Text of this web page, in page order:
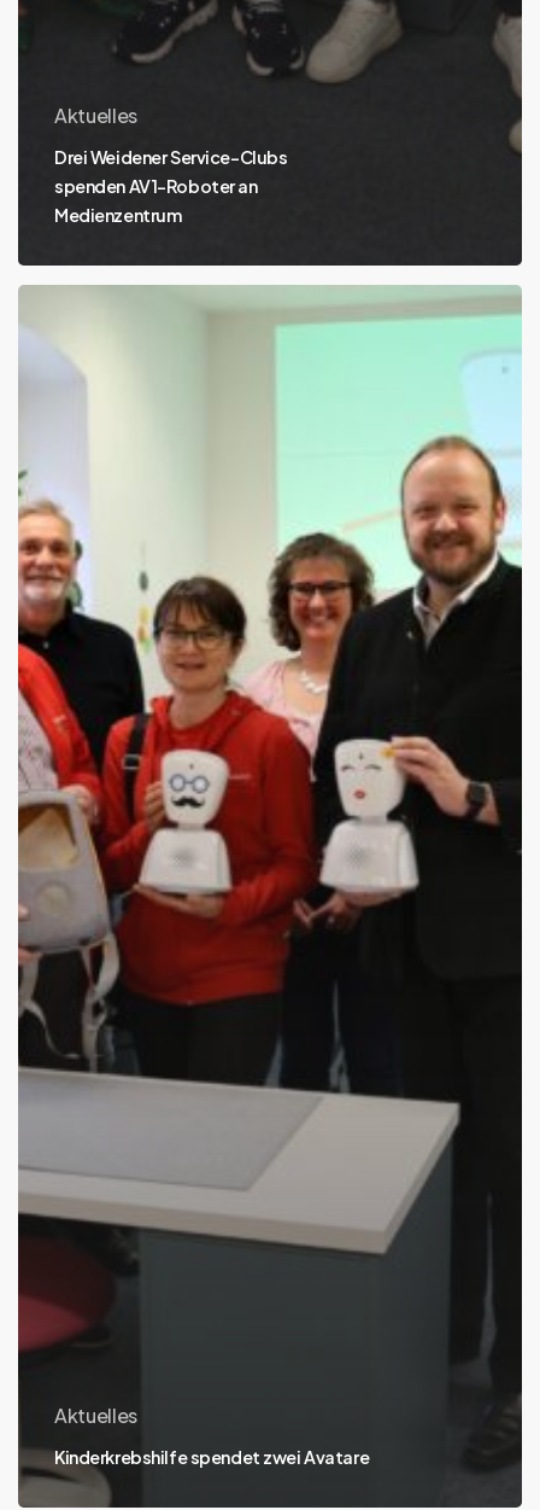
Aktuelles
Drei Weidener Service-Clubs
spenden AV1-Roboter an
Medienzentrum
Aktuelles
Kinderkrebshilfe spendet zwei Avatare